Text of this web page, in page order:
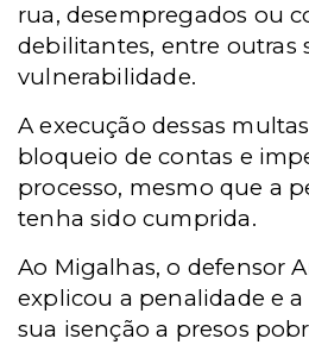
rua, desempregados ou
debilitantes, entre outras
vulnerabilidade.
A execução dessas
bloqueio de contas e
processo, mesmo que a
tenha sido cumprida.
Ao Migalhas, o defensor
explicou a penalidade e
sua isenção a presos